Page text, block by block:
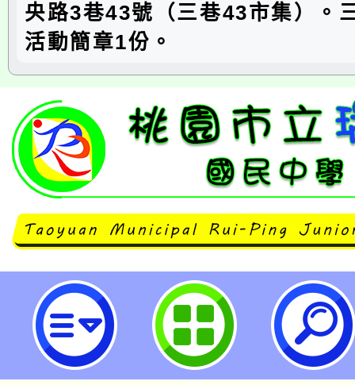
央路3巷43號（三巷43市集）。
活動簡章1份。
國立清華大學辦理「『新竹市中央
工作坊」-桃園市立瑞坪國民中學